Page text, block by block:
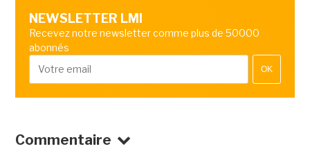
NEWSLETTER LMI
Recevez notre newsletter comme plus de 50000
abonnés
OK
Commentaire